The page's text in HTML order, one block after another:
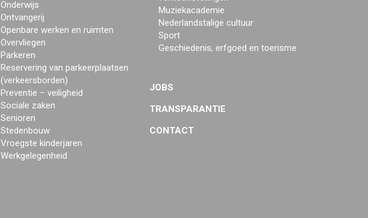
Onderwijs
Ontvangerij
Openbare werken en ruimten
Overvliegen
Parkeren
Reservering van parkeerplaatsen
(verkeersborden)
Preventie – veiligheid
Sociale zaken
Senioren
Stedenbouw
Vroegste kinderjaren
Werkgelegenheid
Muziekacademie
Nederlandstalige cultuur
Sport
Geschiedenis, erfgoed en toerisme
JOBS
TRANSPARANTIE
CONTACT